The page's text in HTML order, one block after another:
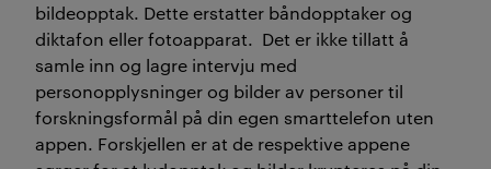
bildeopptak. Dette erstatter båndopptaker og
diktafon eller fotoapparat. Det er ikke tillatt å
samle inn og lagre intervju med
personopplysninger og bilder av personer til
forskningsformål på din egen smarttelefon uten
appen. Forskjellen er at de respektive appene